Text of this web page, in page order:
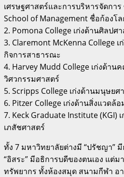
เศรษฐศาสตร์และการบริหารจัดกา
School of Management ชื่อก้องโ
2. Pomona College เก่งด้านศิลปศ
3. Claremont McKenna College
กิจการสาธารณะ
4. Harvey Mudd College เก่งด้า
วิศวกรรมศาสตร์
5. Scripps College เก่งด้านมนุษยศ
6. Pitzer College เก่งด้านสิ่งแวดล้
7. Keck Graduate Institute (KGI)
เภสัชศาสตร์
ทั้ง 7 มหาวิทยาลัยต่างมี “ปรัชญา”
“อิสระ” มีอธิการบดีของตนเอง แต่ม
ทรัพยากร ทั้งห้องสมุด สนามกีฬา อ